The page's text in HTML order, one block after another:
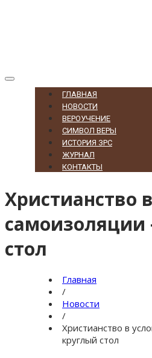
Toggle
ГЛАВНАЯ
НОВОСТИ
ВЕРОУЧЕНИЕ
СИМВОЛ ВЕРЫ
ИСТОРИЯ ЗРС
ЖУРНАЛ
КОНТАКТЫ
Христианство
стол
Главная
/
Новости
/
Христианство в
круглый стол